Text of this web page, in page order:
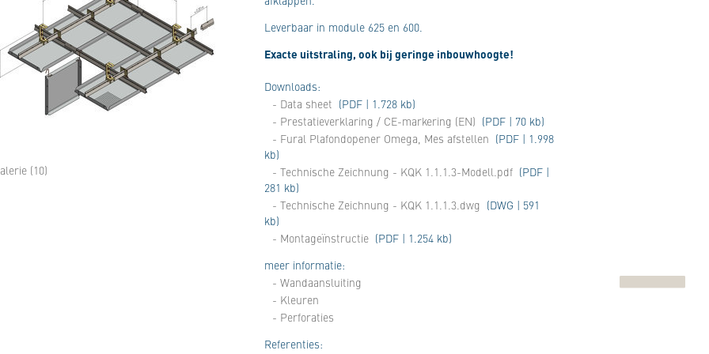
Leverbaar in module 625 en 600.
Exacte uitstraling, ook bij geringe inbouwhoogte!
Downloads:
- Data sheet (PDF | 1.728 kb)
- Prestatieverklaring / CE-markering (EN) (PDF | 70 kb)
- Fural Plafondopener Omega, Mes afstellen (PDF | 1.998
kb)
- Technische Zeichnung - KQK 1.1.1.3-Modell.pdf (PDF |
281 kb)
- Technische Zeichnung - KQK 1.1.1.3.dwg (DWG | 591
kb)
- Montageïnstructie (PDF | 1.254 kb)
meer informatie:
- Wandaansluiting
- Kleuren
- Perforaties
Referenties:
(10)